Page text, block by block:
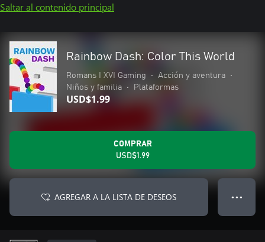
Saltar al contenido principal
Rainbow Dash: Color This World
Romans I XVI Gaming • Acción y aventura
•
Niños y familia
• Plataformas
USD$1.99
COMPRAR
USD$1.99
AGREGAR A LA LISTA DE DESEOS ● ● ●